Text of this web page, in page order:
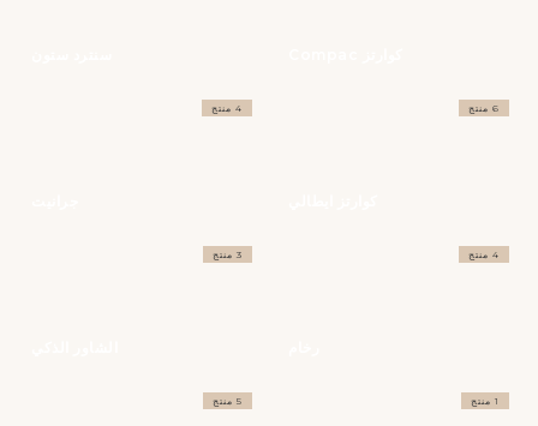
6 منتج 4 منتج
4 منتج 3 منتج
1 منتج 5 منتج